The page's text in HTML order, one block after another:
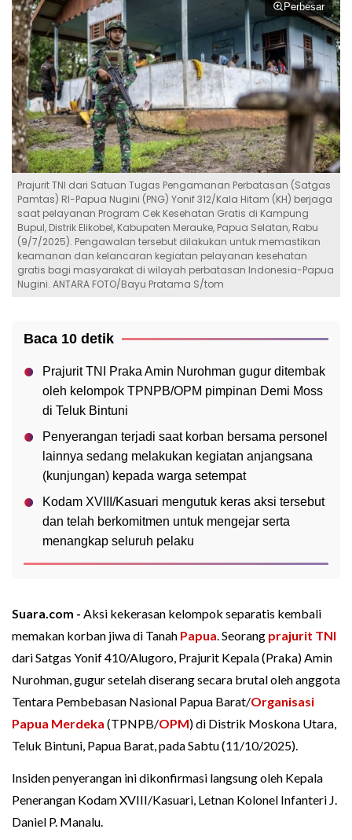
Perbesar
Prajurit TNI dari Satuan Tugas Pengamanan Perbatasan (Satgas
Pamtas) RI-Papua Nugini (PNG) Yonif 312/Kala Hitam (KH) berjaga
saat pelayanan Program Cek Kesehatan Gratis di Kampung
Bupul, Distrik Elikobel, Kabupaten Merauke, Papua Selatan, Rabu
(9/7/2025). Pengawalan tersebut dilakukan untuk memastikan
keamanan dan kelancaran kegiatan pelayanan kesehatan
gratis bagi masyarakat di wilayah perbatasan Indonesia-Papua
Nugini. ANTARA FOTO/Bayu Pratama S/tom
Baca 10 detik
Prajurit TNI Praka Amin Nurohman gugur ditembak
oleh kelompok TPNPB/OPM pimpinan Demi Moss
di Teluk Bintuni
Penyerangan terjadi saat korban bersama personel
lainnya sedang melakukan kegiatan anjangsana
(kunjungan) kepada warga setempat
Kodam XVIII/Kasuari mengutuk keras aksi tersebut
dan telah berkomitmen untuk mengejar serta
menangkap seluruh pelaku
Suara.com - Aksi kekerasan kelompok separatis kembali
memakan korban jiwa di Tanah Papua. Seorang prajurit TNI
dari Satgas Yonif 410/Alugoro, Prajurit Kepala (Praka) Amin
Nurohman, gugur setelah diserang secara brutal oleh anggota
Tentara Pembebasan Nasional Papua Barat/Organisasi
Papua Merdeka (TPNPB/OPM) di Distrik Moskona Utara,
Teluk Bintuni, Papua Barat, pada Sabtu (11/10/2025).
Insiden penyerangan ini dikonfirmasi langsung oleh Kepala
Penerangan Kodam XVIII/Kasuari, Letnan Kolonel Infanteri J.
Daniel P. Manalu.